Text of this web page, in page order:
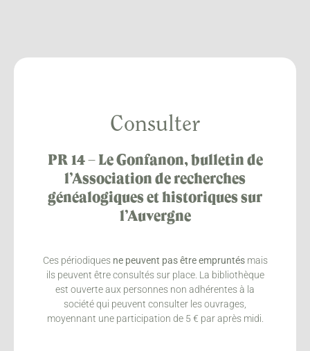
Consulter
PR 14 – Le Gonfanon, bulletin de
l’Association de recherches
généalogiques et historiques sur
l’Auvergne
Ces périodiques ne peuvent pas être empruntésmais
ils peuvent être consultés sur place. La bibliothèque
est ouverte aux personnes non adhérentes à la
société qui peuvent consulter les ouvrages,
moyennant une participation de 5 € par après midi.